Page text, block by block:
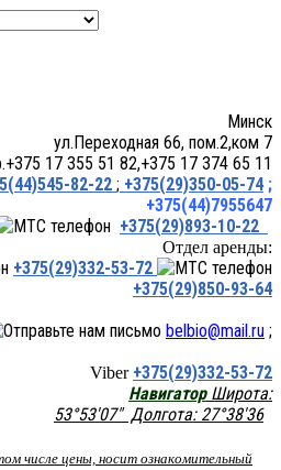
ул.Переходная 66, пом.2,ком 7
17 355 51 82,+375 17 374 65 11
82-22 ; +375(29)350-05-74 ;
+375(44)7955647
+375(29)893-10-22
Отдел аренды:
+375(29)332-53-72
+375(29)850-93-64
belbio@mail.ru ;
Viber +375(29)332-53-72
НавигаторШирота:
53°53'07" Долгота: 27°38'36
числе цены, носит ознакомительный